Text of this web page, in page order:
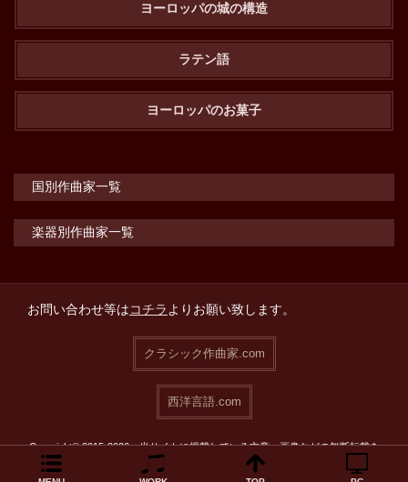
ヨーロッパの城の構造
ラテン語
ヨーロッパのお菓子
国別作曲家一覧
楽器別作曲家一覧
お問い合わせ等はコチラよりお願い致します。
クラシック作曲家.com
西洋言語.com
Copyright© 2015-2026 当サイトに掲載している文章・画像などの無断転載を